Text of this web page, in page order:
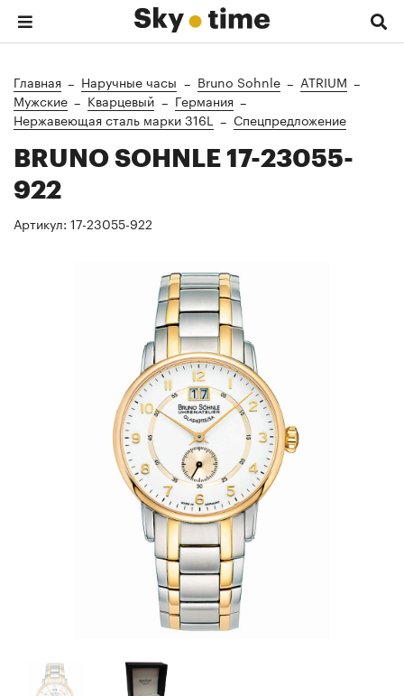
Главная Наручные часы Bruno Sohnle
ATRIUM
Мужские
Кварцевый
Германия
Нержавеющая сталь марки 316L
Спецпредложение
BRUNO SOHNLE 17-23055-
922
Артикул: 17-23055-922